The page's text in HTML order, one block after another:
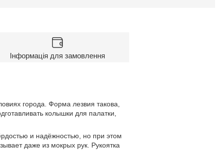
Інформація для замовлення
города. Форма лезвия такова,
колышки для палатки,
и надёжностью, но при этом
даже из мокрых рук. Рукоятка